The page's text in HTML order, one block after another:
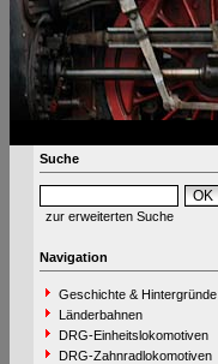
Suche
zur erweiterten Suche
Navigation
Geschichte & Hintergründe
Länderbahnen
DRG-Einheitslokomotiven
DRG-Zahnradlokomotiven